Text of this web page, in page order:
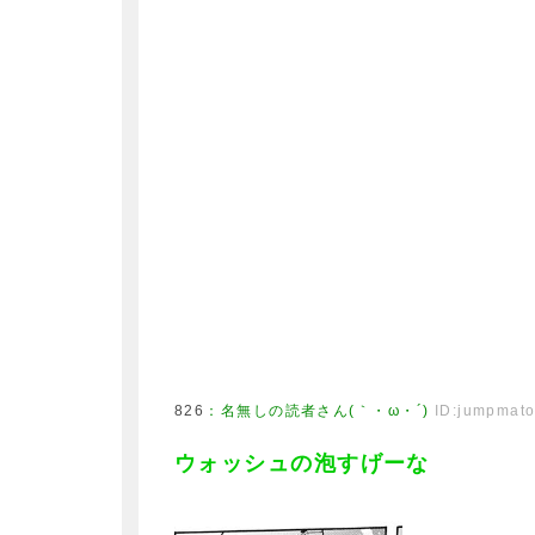
826 ： 名無しの読者さん(｀・ω・´)
ウォッシュの泡すげーな